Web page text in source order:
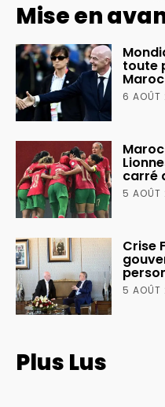
Mise en
toute
Maroc
6 AOÛT
carré
5 AOÛT
Crise
5 AOÛT
Plus Lus